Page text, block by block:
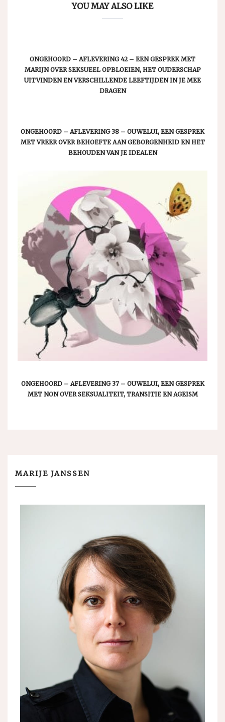
YOU MAY ALSO LIKE
ONGEHOORD – AFLEVERING 42 – EEN GESPREK MET
MARIJN OVER SEKSUEEL OPBLOEIEN, HET OUDERSCHAP
UITVINDEN EN VERSCHILLENDE LEEFTIJDEN IN JE MEE
DRAGEN
ONGEHOORD – AFLEVERING 38 – OUWELUI, EEN GESPREK
MET VREER OVER BEHOEFTE AAN GEBORGENHEID EN HET
BEHOUDEN VAN JE IDEALEN
ONGEHOORD – AFLEVERING 37 – OUWELUI, EEN GESPREK
MET NON OVER SEKSUALITEIT, TRANSITIE EN AGEISM
MARIJE JANSSEN